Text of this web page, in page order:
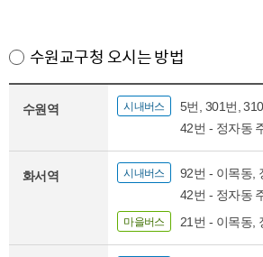
수원교구청 오시는 방법
수원역 시내버스
5번, 301번,
42번 - 정자동
화서역 시내버스
92번 - 이목동,
42번 - 정자동
마을버스 21번 - 이목동,